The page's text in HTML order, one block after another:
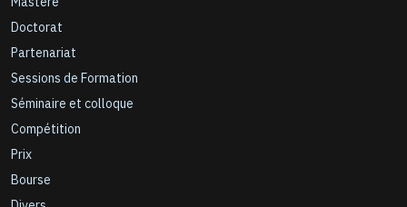
Doctorat
Partenariat
Sessions de Formation
Séminaire et colloque
Compétition
Prix
Bourse